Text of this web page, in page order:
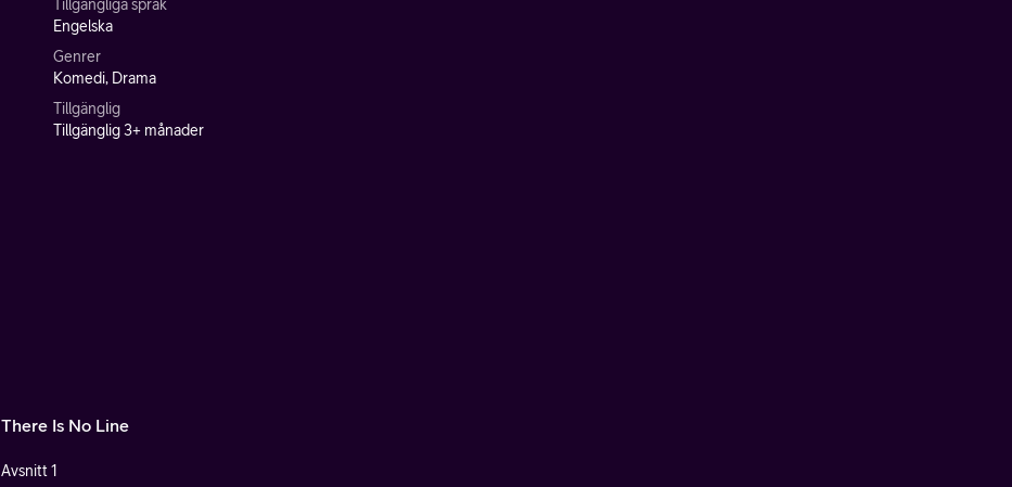
Tillgängliga språk
Engelska
Genrer
Komedi, Drama
Tillgänglig
Tillgänglig 3+ månader
There Is No Line
Avsnitt 1